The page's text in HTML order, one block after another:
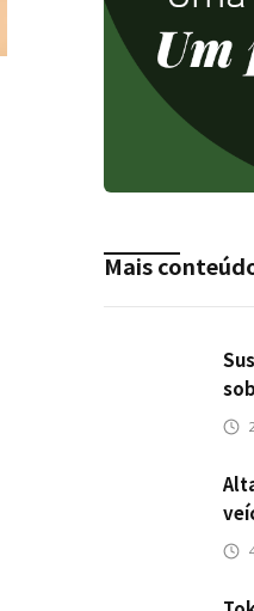
Mais